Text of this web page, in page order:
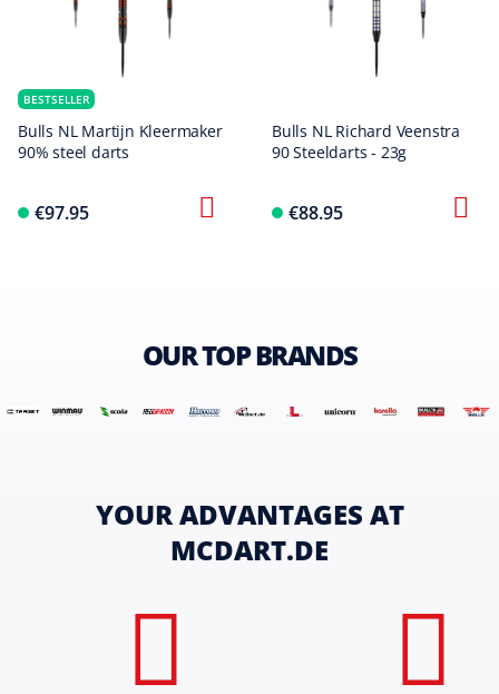
BESTSELLER
Bulls NL Martijn Kleermaker
90% steel darts
€97.95
Bulls NL Richard Veenstra
90 Steeldarts - 23g
€88.95
OUR TOP BRANDS
YOUR ADVANTAGES AT
MCDART.DE